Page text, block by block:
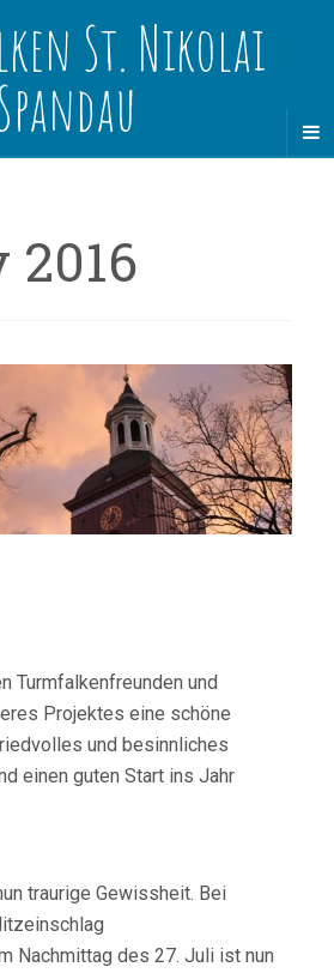
St. Nikolai
Spandau
Turmfalkenfreunden und
Projektes eine schöne
und besinnliches
einen guten Start ins Jahr
traurige Gewissheit. Bei
Nachmittag des 27. Juli ist nun